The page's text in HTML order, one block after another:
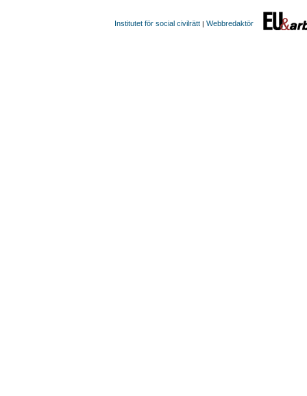
Institutet för social civilrätt | Webbredaktör